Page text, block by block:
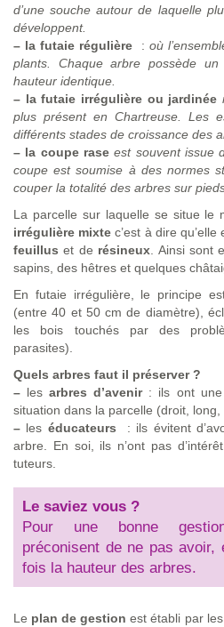
d’une souche autour de laquelle
développent.
– la futaie régulière : où
plants. Chaque arbre possède
hauteur identique.
– la futaie irrégulière ou jardinée
plus présent en Chartreuse. Les
différents stades de croissance des
– la coupe raseest souvent issue
coupe est soumise à des normes
couper la totalité des arbres sur
La parcelle sur laquelle se situe le
irrégulière mixte c’est à dire
feuillus et de résineux . Ainsi sont
sapins, des hêtres et quelques
En futaie irrégulière, le principe
(entre 40 et 50 cm de diamètre),
les bois touchés par des
parasites).
Quels arbres faut il préserver ?
– lesarbres d’avenir: ils ont une
situation dans la parcelle (droit,
– les éducateurs
: ils évitent
arbre. En soi, ils n’ont pas
tuteurs.
Le saviez vous ?
Pour une bonne
préconisent de ne pas avoir,
fois la hauteur des arbres.
Le plan de gestion est établi par